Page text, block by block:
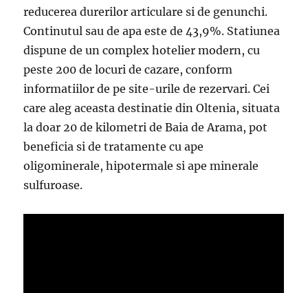
reducerea durerilor articulare si de genunchi.
Continutul sau de apa este de 43,9%. Statiunea
dispune de un complex hotelier modern, cu
peste 200 de locuri de cazare, conform
informatiilor de pe site-urile de rezervari. Cei
care aleg aceasta destinatie din Oltenia, situata
la doar 20 de kilometri de Baia de Arama, pot
beneficia si de tratamente cu ape
oligominerale, hipotermale si ape minerale
sulfuroase.